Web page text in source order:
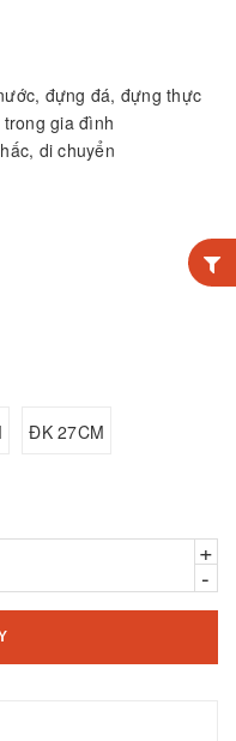
đựng đá, đựng thực
gia đình
di chuyển
ĐK 27CM
+
-